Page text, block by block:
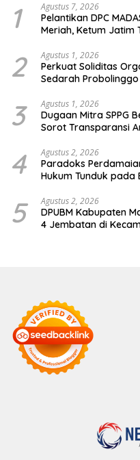
1 Agustus 7, 2026
Pelantikan DPC
Meriah, Ketum Jatim
2 Agustus 1, 2026
Perkuat Soliditas
Sedarah Probolinggo
3 Agustus 1, 2026
Dugaan Mitra SPPG
Sorot Transparansi
4 Agustus 2, 2026
Paradoks
Hukum Tunduk
5 Agustus 2, 2026
DPUBM Kabupaten
4 Jembatan di